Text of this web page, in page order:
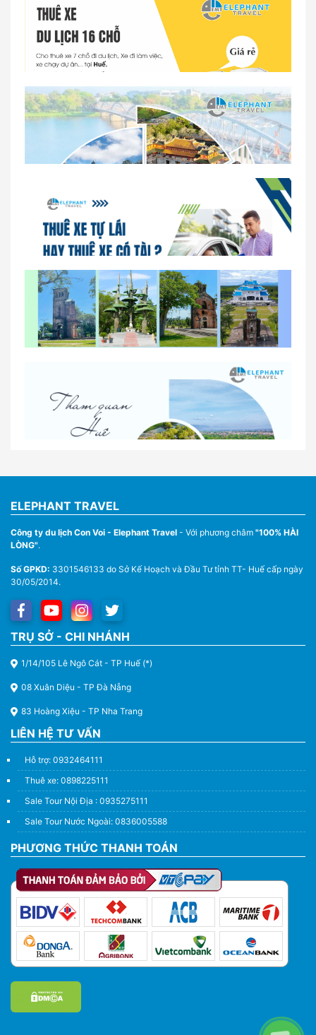
Dịch vụ thuê xe 16 chỗ tại Huế 2026
So sánh thuê xe tự lái và thuê xe có tài xế tại Huế
Nhà Xe Con Voi – Dịch Vụ Cho Thuê Xe Từ Huế,
Sân Bay Phú Bài Đi Thánh Địa La Vang
Thuê Xe Du Lịch Tại Huế – Từ 4 Chỗ Đến 45 Chỗ
ELEPHANT TRAVEL
Công ty du lịch Con Voi - Elephant Travel - Với phương châm "100% HÀI
LÒNG".
Số GPKD: 3301546133 do Sở Kế Hoạch và Đầu Tư tỉnh TT- Huế cấp ngày
30/05/2014.
TRỤ SỞ - CHI NHÁNH
1/14/105 Lê Ngô Cát - TP Huế (*)
08 Xuân Diệu - TP Đà Nẵng
83 Hoàng Xiệu - TP Nha Trang
LIÊN HỆ TƯ VẤN
Hỗ trợ: 0932464111
Thuê xe: 0898225111
Sale Tour Nội Địa : 0935275111
Sale Tour Nước Ngoài: 0836005588
PHƯƠNG THỨC THANH TOÁN